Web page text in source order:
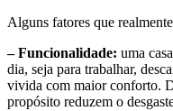
Alguns fatores que
– Funcionalidade: uma
dia, seja para trabalhar,
vivida com maior conforto.
propósito reduzem o